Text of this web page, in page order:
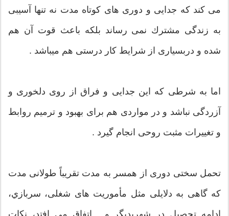
می كند كه جدایی و دوری های كوتاه مدت نه تنها آسیبی
به زندگی مشترك نمی رساند بلكه باعث قوت آن هم
شده و دربسیاری از شرایط كار درستی هم میباشد .
اما به شرطی كه این جدایی و فراق از روی دلخوری و
آزردگی نباشد و در مواردی هم برای بهبود و ترميم روابط
و تغييرات مثبت روحی انجام گیرد .
تحمل سختی دوری از همسر به مدت تقریباً طولانی مدت
که گاهی به دلایلی مثل مأموریت های شغلی، سربازي،
ادامه تحصیل در شهريديگر و... اتفاق می افتد، نکات